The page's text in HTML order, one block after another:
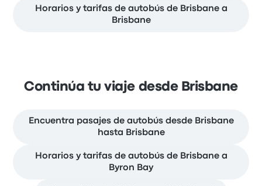
Horarios y tarifas de autobús de Brisbane a
Brisbane
Continúa tu viaje desde Brisbane
Encuentra pasajes de autobús desde Brisbane
hasta Brisbane
Horarios y tarifas de autobús de Brisbane a
Byron Bay